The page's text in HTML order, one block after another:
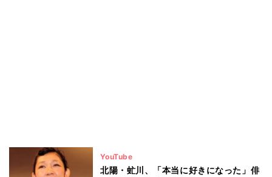
YouTube
北陽・虻川、「本当に好きになった」俳